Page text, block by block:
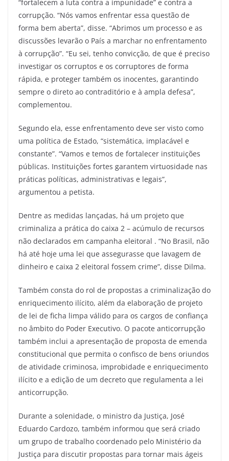
“fortalecem a luta contra a impunidade” e contra a
corrupção. “Nós vamos enfrentar essa questão de
forma bem aberta”, disse. “Abrimos um processo e as
discussões levarão o País a marchar no enfrentamento
à corrupção”. “Eu sei, tenho convicção, de que é preciso
investigar os corruptos e os corruptores de forma
rápida, e proteger também os inocentes, garantindo
sempre o direto ao contraditório e à ampla defesa”,
complementou.
Segundo ela, esse enfrentamento deve ser visto como
uma política de Estado, “sistemática, implacável e
constante”. “Vamos e temos de fortalecer instituições
públicas. Instituições fortes garantem virtuosidade nas
práticas políticas, administrativas e legais”,
argumentou a petista.
Dentre as medidas lançadas, há um projeto que
criminaliza a prática do caixa 2 – acúmulo de recursos
não declarados em campanha eleitoral . “No Brasil, não
há até hoje uma lei que assegurasse que lavagem de
dinheiro e caixa 2 eleitoral fossem crime”, disse Dilma.
Também consta do rol de propostas a criminalização do
enriquecimento ilícito, além da elaboração de projeto
de lei de ficha limpa válido para os cargos de confiança
no âmbito do Poder Executivo. O pacote anticorrupção
também inclui a apresentação de proposta de emenda
constitucional que permita o confisco de bens oriundos
de atividade criminosa, improbidade e enriquecimento
ilícito e a edição de um decreto que regulamenta a lei
anticorrupção.
Durante a solenidade, o ministro da Justiça, José
Eduardo Cardozo, também informou que será criado
um grupo de trabalho coordenado pelo Ministério da
Justiça para discutir propostas para tornar mais ágeis